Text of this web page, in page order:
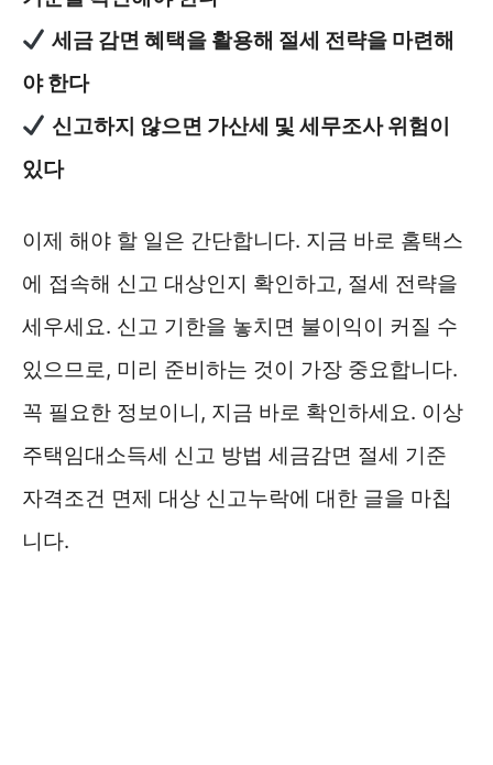
세금 감면 혜택을 활용해 절세 전략을 마련해
야 한다
신고하지 않으면 가산세 및 세무조사 위험이
있다
이제 해야 할 일은 간단합니다. 지금 바로 홈택스
에 접속해 신고 대상인지 확인하고, 절세 전략을
세우세요. 신고 기한을 놓치면 불이익이 커질 수
있으므로, 미리 준비하는 것이 가장 중요합니다.
꼭 필요한 정보이니, 지금 바로 확인하세요. 이상
주택임대소득세 신고 방법 세금감면 절세 기준
자격조건 면제 대상 신고누락에 대한 글을 마칩
니다.